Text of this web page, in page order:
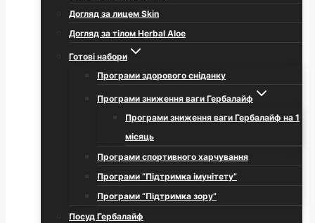
Догляд за лицем Skin
Догляд за тілом Herbal Aloe
Готові набори
Програми здорового сніданку
Програми зниження ваги Гербалайф
Програми зниження ваги Гербалайф на 1
місяць
Програми спортивного харчування
Програми “Підтримка імунітету”
Програми “Підтримка зору”
Посуд Гербалайф